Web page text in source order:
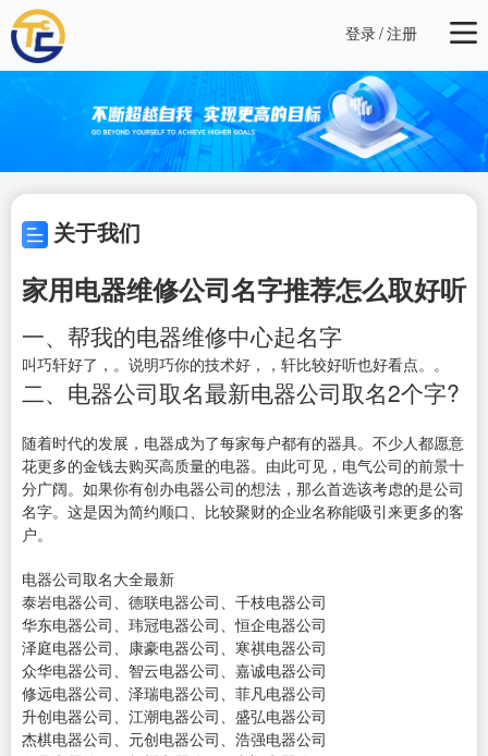
登录/注册
关于我们
家用电器维修公司名字推荐怎么取好听
一、帮我的电器维修中心起名字
叫巧轩好了，。说明巧你的技术好，，轩比较好听也好看点。。
二、电器公司取名最新电器公司取名2个字?
随着时代的发展，电器成为了每家每户都有的器具。不少人都愿意
花更多的金钱去购买高质量的电器。由此可见，电气公司的前景十
分广阔。如果你有创办电器公司的想法，那么首选该考虑的是公司
名字。这是因为简约顺口、比较聚财的企业名称能吸引来更多的客
户。
电器公司取名大全最新
泰岩电器公司、德联电器公司、千枝电器公司
华东电器公司、玮冠电器公司、恒企电器公司
泽庭电器公司、康豪电器公司、寒祺电器公司
众华电器公司、智云电器公司、嘉诚电器公司
修远电器公司、泽瑞电器公司、菲凡电器公司
升创电器公司、江潮电器公司、盛弘电器公司
杰棋电器公司、元创电器公司、浩强电器公司